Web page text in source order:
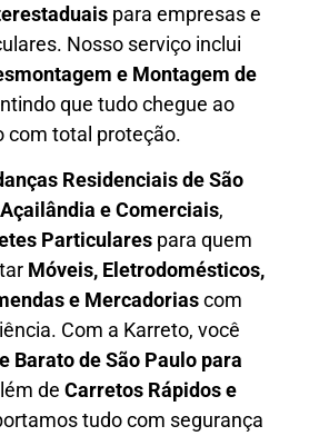
para empresas e
Nosso serviço inclui
e Montagem de
que tudo chegue ao
com total proteção.
Residenciais de São
e Comerciais,
Particulares para quem
Móveis, Eletrodomésticos,
e Mercadoriascom
Com a Karreto, você
Baratode São Paulo para
de Carretos Rápidos e
tudo com segurança